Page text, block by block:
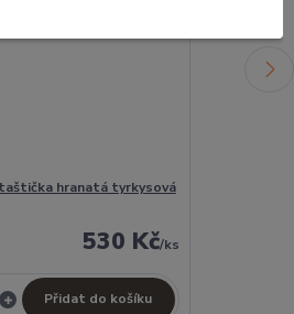
hranatá tyrkysová
530 Kč/ks
Přidat do košíku